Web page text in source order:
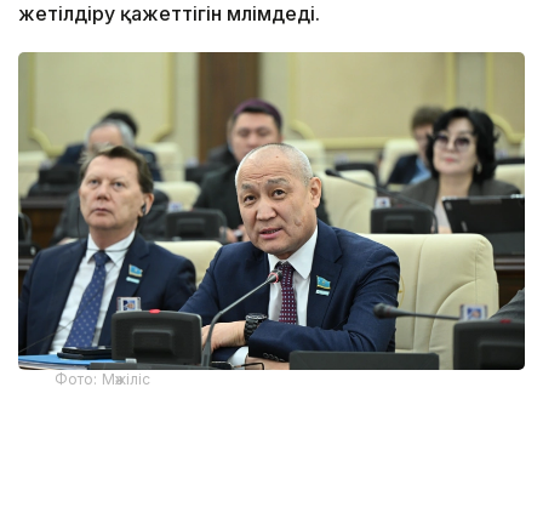
жетілдіру қажеттігін мәлімдеді.
Фото: Мәжіліс